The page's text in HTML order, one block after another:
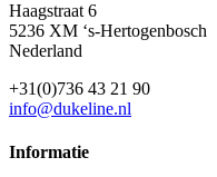
Haagstraat 6
5236 XM ‘s-Hertogenbosch
Nederland
+31(0)736 43 21 90
info@dukeline.nl
Informatie